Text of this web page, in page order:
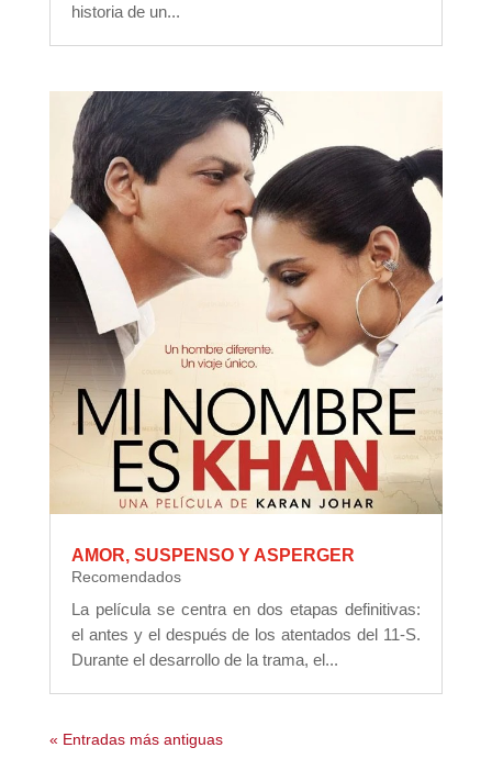
historia de un...
AMOR, SUSPENSO Y ASPERGER
Recomendados
La película se centra en dos etapas definitivas:
el antes y el después de los atentados del 11-S.
Durante el desarrollo de la trama, el...
« Entradas más antiguas